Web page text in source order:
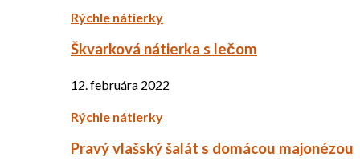
Rýchle nátierky
Škvarková nátierka s lečom
12. februára 2022
Rýchle nátierky
Pravý vlašský šalát s domácou majonézou